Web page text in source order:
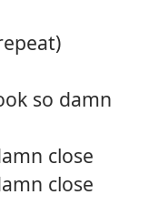
so damn
close
close